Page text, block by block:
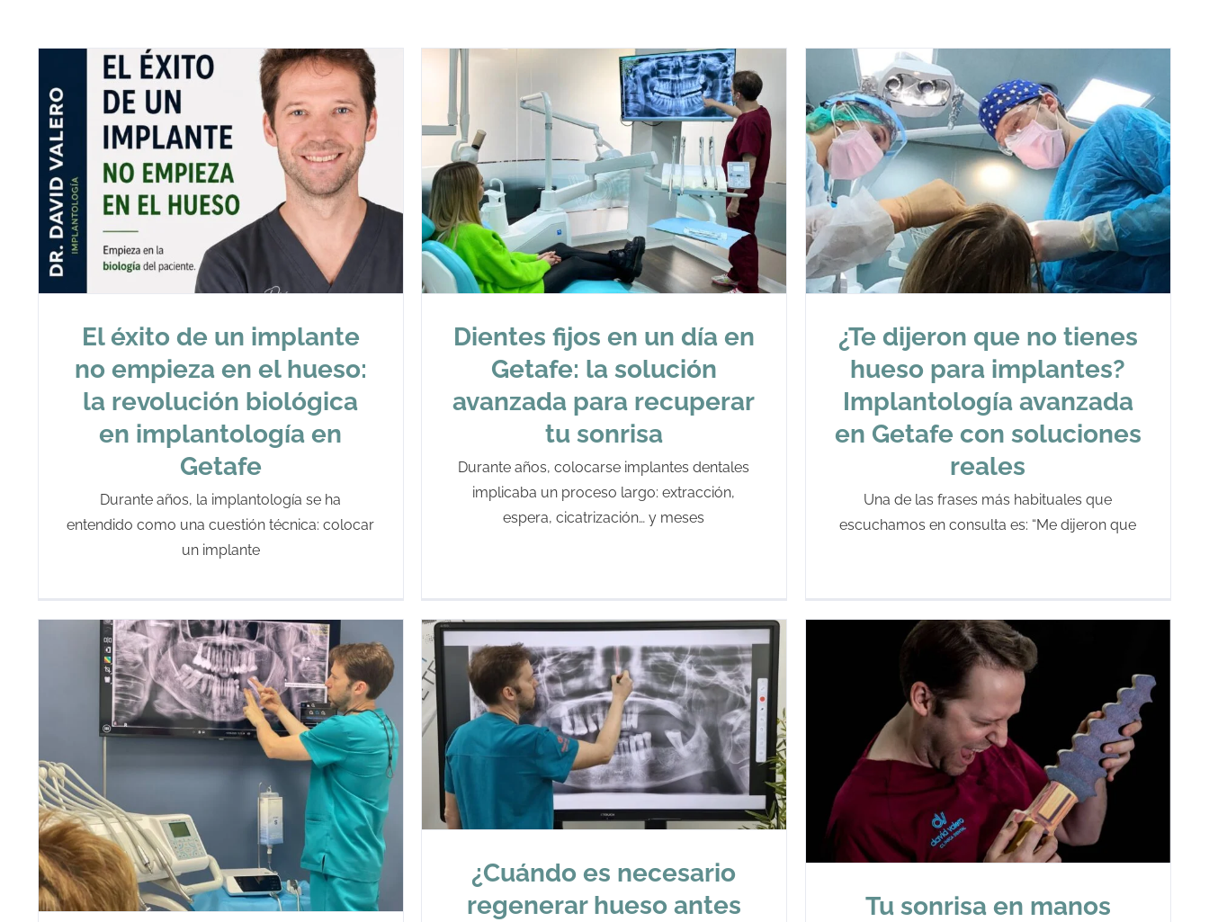
El éxito de un implante
no empieza en el hueso:
la revolución biológica
en implantología en
Getafe
Durante años, la implantología se ha
entendido como una cuestión técnica: colocar
un implante
Dientes fijos en un día en
Getafe: la solución
avanzada para recuperar
tu sonrisa
Durante años, colocarse implantes dentales
implicaba un proceso largo: extracción,
espera, cicatrización… y meses
¿Te dijeron que no tienes
hueso para implantes?
Implantología avanzada
en Getafe con soluciones
reales
Una de las frases más habituales que
escuchamos en consulta es: “Me dijeron que
¿Cuándo es necesario
regenerar hueso antes
Tu sonrisa en manos